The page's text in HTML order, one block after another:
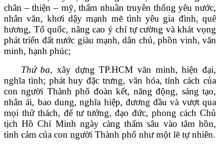
chân – thiện – mỹ, thấm nhuần truyền thống yêu nước,
nhân văn, khơi dậy mạnh mẽ tình yêu gia đình, quê
hương, Tổ quốc, nâng cao ý chí tự cường và khát vọng
phát triển đất nước giàu mạnh, dân chủ, phồn vinh, văn
minh, hạnh phúc;
Thứ ba, xây dựng TP.HCM văn minh, hiện đại,
nghĩa tình; phát huy đặc trưng, văn hóa, tính cách của
con người Thành phố đoàn kết, năng động, sáng tạo,
nhân ái, bao dung, nghĩa hiệp, đương đầu và vượt qua
mọi thử thách, để tư tưởng, đạo đức, phong cách Chủ
tịch Hồ Chí Minh ngày càng thấm sâu vào tâm hồn,
tình cảm của con người Thành phố như một lẽ tự nhiên.